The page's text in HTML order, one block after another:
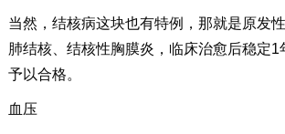
当然，结核病这块也有特例，那就是原发
肺结核、结核性胸膜炎，临床治愈后稳定1
予以合格。
血压